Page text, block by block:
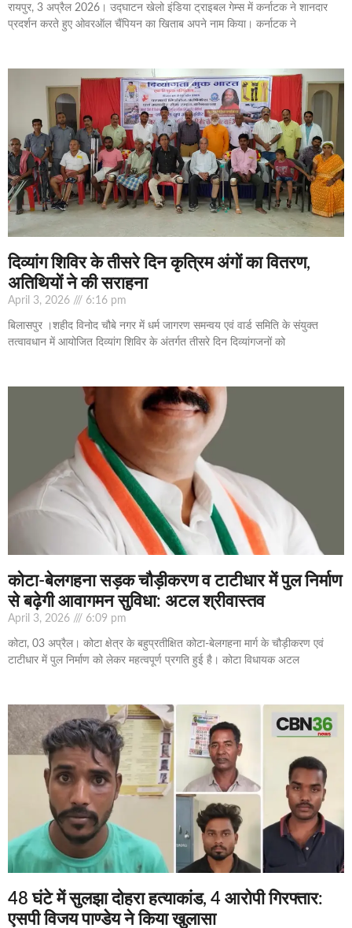
रायपुर, 3 अप्रैल 2026। उद्घाटन खेलो इंडिया ट्राइबल गेम्स में कर्नाटक ने शानदार
प्रदर्शन करते हुए ओवरऑल चैंपियन का खिताब अपने नाम किया। कर्नाटक ने
दिव्यांग शिविर के तीसरे दिन कृत्रिम अंगों का वितरण,
अतिथियों ने की सराहना
April 3, 2026 6:16 pm
बिलासपुर ।शहीद विनोद चौबे नगर में धर्म जागरण समन्वय एवं वार्ड समिति के संयुक्त
तत्वावधान में आयोजित दिव्यांग शिविर के अंतर्गत तीसरे दिन दिव्यांगजनों को
कोटा-बेलगहना सड़क चौड़ीकरण व टाटीधार में पुल निर्माण
से बढ़ेगी आवागमन सुविधा: अटल श्रीवास्तव
April 3, 2026 6:09 pm
कोटा, 03 अप्रैल। कोटा क्षेत्र के बहुप्रतीक्षित कोटा-बेलगहना मार्ग के चौड़ीकरण एवं
टाटीधार में पुल निर्माण को लेकर महत्वपूर्ण प्रगति हुई है। कोटा विधायक अटल
48 घंटे में सुलझा दोहरा हत्याकांड, 4 आरोपी गिरफ्तार:
एसपी विजय पाण्डेय ने किया खुलासा